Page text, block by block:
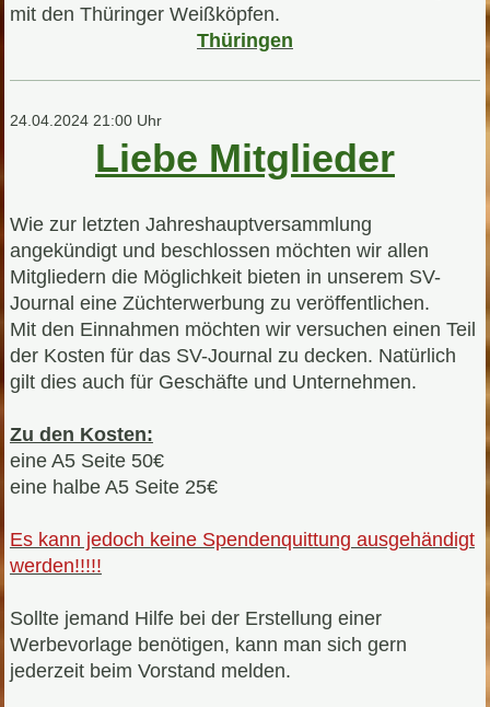
mit den Thüringer Weißköpfen.
Thüringen
24.04.2024 21:00 Uhr
Liebe Mitglieder
Wie zur letzten Jahreshauptversammlung
angekündigt und beschlossen möchten wir allen
Mitgliedern die Möglichkeit bieten in unserem SV-
Journal eine Züchterwerbung zu veröffentlichen.
Mit den Einnahmen möchten wir versuchen einen Teil
der Kosten für das SV-Journal zu decken. Natürlich
gilt dies auch für Geschäfte und Unternehmen.
Zu den Kosten:
eine A5 Seite 50€
eine halbe A5 Seite 25€
Es kann jedoch keine Spendenquittung ausgehändigt
werden!!!!!
Sollte jemand Hilfe bei der Erstellung einer
Werbevorlage benötigen, kann man sich gern
jederzeit beim Vorstand melden.